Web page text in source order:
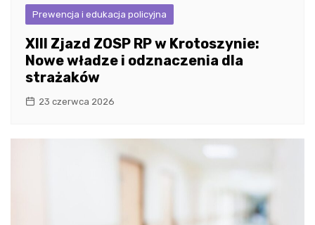
Prewencja i edukacja policyjna
XIII Zjazd ZOSP RP w Krotoszynie:
Nowe władze i odznaczenia dla
strażaków
23 czerwca 2026